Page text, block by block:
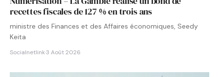
recettes fiscales de 127 % en trois ans
ministre des Finances et des Affaires économiques, Seedy
Keita
Socialnetlink·3 Août 2026